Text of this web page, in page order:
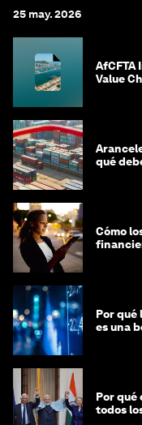
25 may. 2026
AfCFTA
Value
qué
Cómo
Por
es una
Por qué
todos